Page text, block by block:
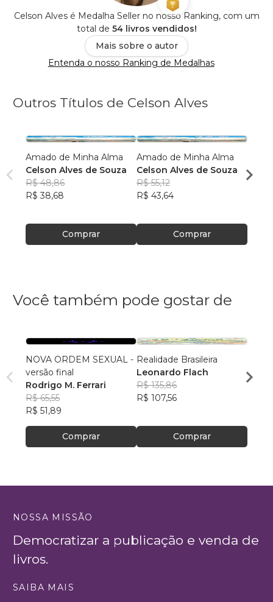
Celson Alves é Medalha Seller no nosso Ranking, com um
total de 54 livros vendidos!
Mais sobre o autor
Entenda o nosso Ranking de Medalhas
Outros Títulos de Celson Alves
Amado de Minha Alma
Celson Alves de Souza
R$ 48,86
R$ 38,68
Comprar
Amado de Minha Alma
Celson Alves de Souza
R$ 55,12
R$ 43,64
Comprar
R$
Você também pode gostar de
NOVA ORDEM SEXUAL -
versão final
Rodrigo M. Ferrari
R$ 65,55
R$ 51,89
Comprar
Realidade Brasileira
Leonardo Flach
R$ 135,86
R$ 107,56
Comprar
LUIZ
R$
NOSSA MISSÃO
Democratizar a publicação e venda de
livros.
SAIBA MAIS